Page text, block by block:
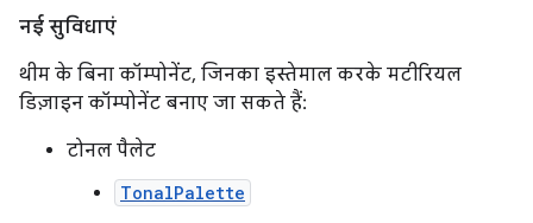
नई सुविधाएं
थीम के बिना कॉम्पोनेंट, जिनका इस्तेमाल करके मटीरियल
डिज़ाइन कॉम्पोनेंट बनाए जा सकते हैं:
टोनल पैलेट
TonalPalette